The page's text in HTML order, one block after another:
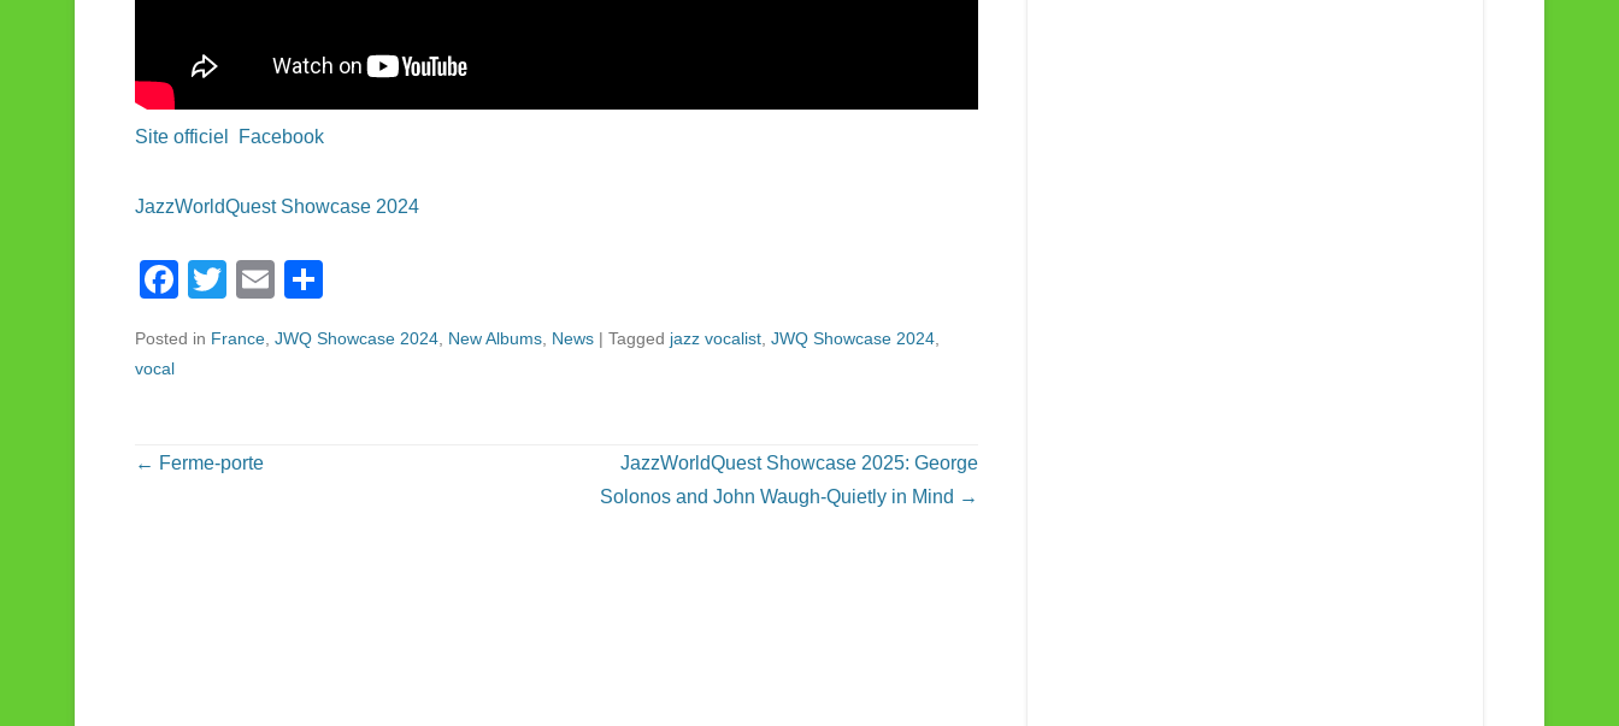
Site officiel Facebook
JazzWorldQuest Showcase 2024
F
c
o
T
tt
E
ail ar
Posted in France JWQ Showcase 2024 New Albums News | Tagged jazz vocalist JWQ Showcase 2024
vocal
Post navigation
← Ferme-porte
JazzWorldQuest Showcase 2025: George
Solonos and John Waugh-Quietly in Mind →